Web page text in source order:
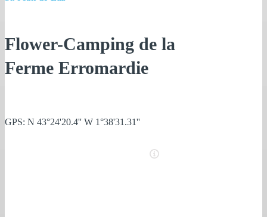
Flower-Camping de la
Ferme Erromardie
GPS: N 43°24'20.4'' W 1°38'31.31''